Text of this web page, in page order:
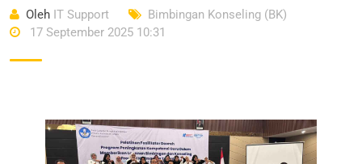
Oleh IT Support
Bimbingan Konseling (BK)
17 September 2025 10:31